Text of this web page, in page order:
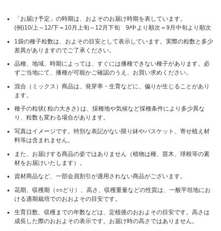
「お届け予定」の時期は、およそのお届け時期を表しています。
(例)10/上～12/下＝10月上旬～12月下旬 9/中より順次＝9月中旬より順次
1袋の種子粒数は、およその目安として表示しています。実際の粒数と多少
差異がありますのでご了承ください。
品種、地域、時期によっては、すぐには播種できない種子があります。必
ずご当地にて、播種が可能かご確認のうえ、お買い求めください。
混合（ミックス）商品は、発芽率・生育などに、偏りが生じることがあり
ます。
種子の粒状( 粒の大きさ) は、採種地や気候など採種条件により多少異な
り、粒数も変わる場合があります。
写真はイメージです。特別な表記がない限り鉢やバスケット、寄せ植え材
料等は含まれません。
また、お届けする商品の姿ではありません（植物は種、苗木、球根等の素
材をお届けいたします）。
資材商品など、一部会員割引が適用されない商品がございます。
花期、収穫期（○○どり）、高さ、収穫重量などの性質は、一般平坦地にお
ける適期栽培でのおおよその目安です。
生育日数、収穫までの年数などは、定植後のおおよその目安です。高さは
成長した際のおおよその表示です。お届け時の高さではありません。